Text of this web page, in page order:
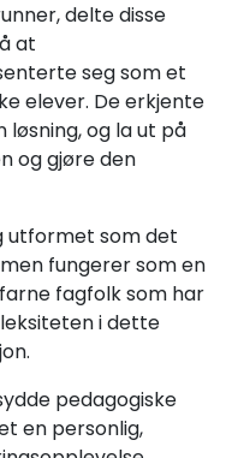
delte disse
at
seg som et
elever. De erkjente
og la ut på
og gjøre den
utformet som det
fungerer som en
fagfolk som har
i dette
pedagogiske
en personlig,